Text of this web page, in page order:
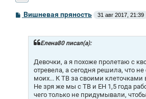
СВишневая пряность 31 авг 2017, 21:39
Елена80 писал(а):
Девочки, а я похоже пролетаю с
отревела, а сегодня решила, что не
моих... К ТВ за своими клеточками
Не зря же мы с ТВ и ЕН 1,5 года
чего только не придумывали,